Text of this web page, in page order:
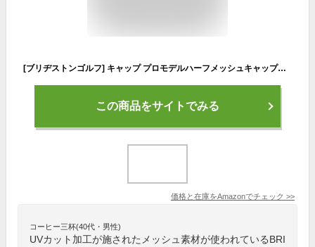
[ブリヂストンゴルフ] キャップ プロモデルハーフメッシュキャップCPG314 メンズ CPG314WH WH
この商品をサイトでみる
価格と在庫をAmazonでチェック >>
コーヒー三杯(40代・男性)
UVカット加工が施されたメッシュ素材が使われているBRI